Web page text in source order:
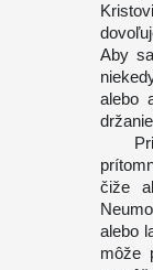
Aby
alebo
čiže
alebo
môže